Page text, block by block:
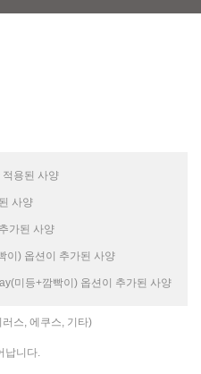
적용된 사양
사양
가된 사양
이) 옵션이 추가된 사양
미등+깜빡이) 옵션이 추가된 사양
스, 에쿠스, 기타)
납니다.